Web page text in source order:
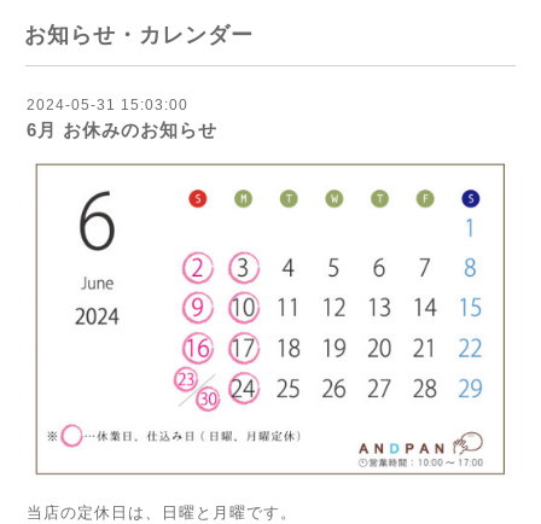
お知らせ・カレンダー
2024-05-31 15:03:00
6月 お休みのお知らせ
当店の定休日は、日曜と月曜です。